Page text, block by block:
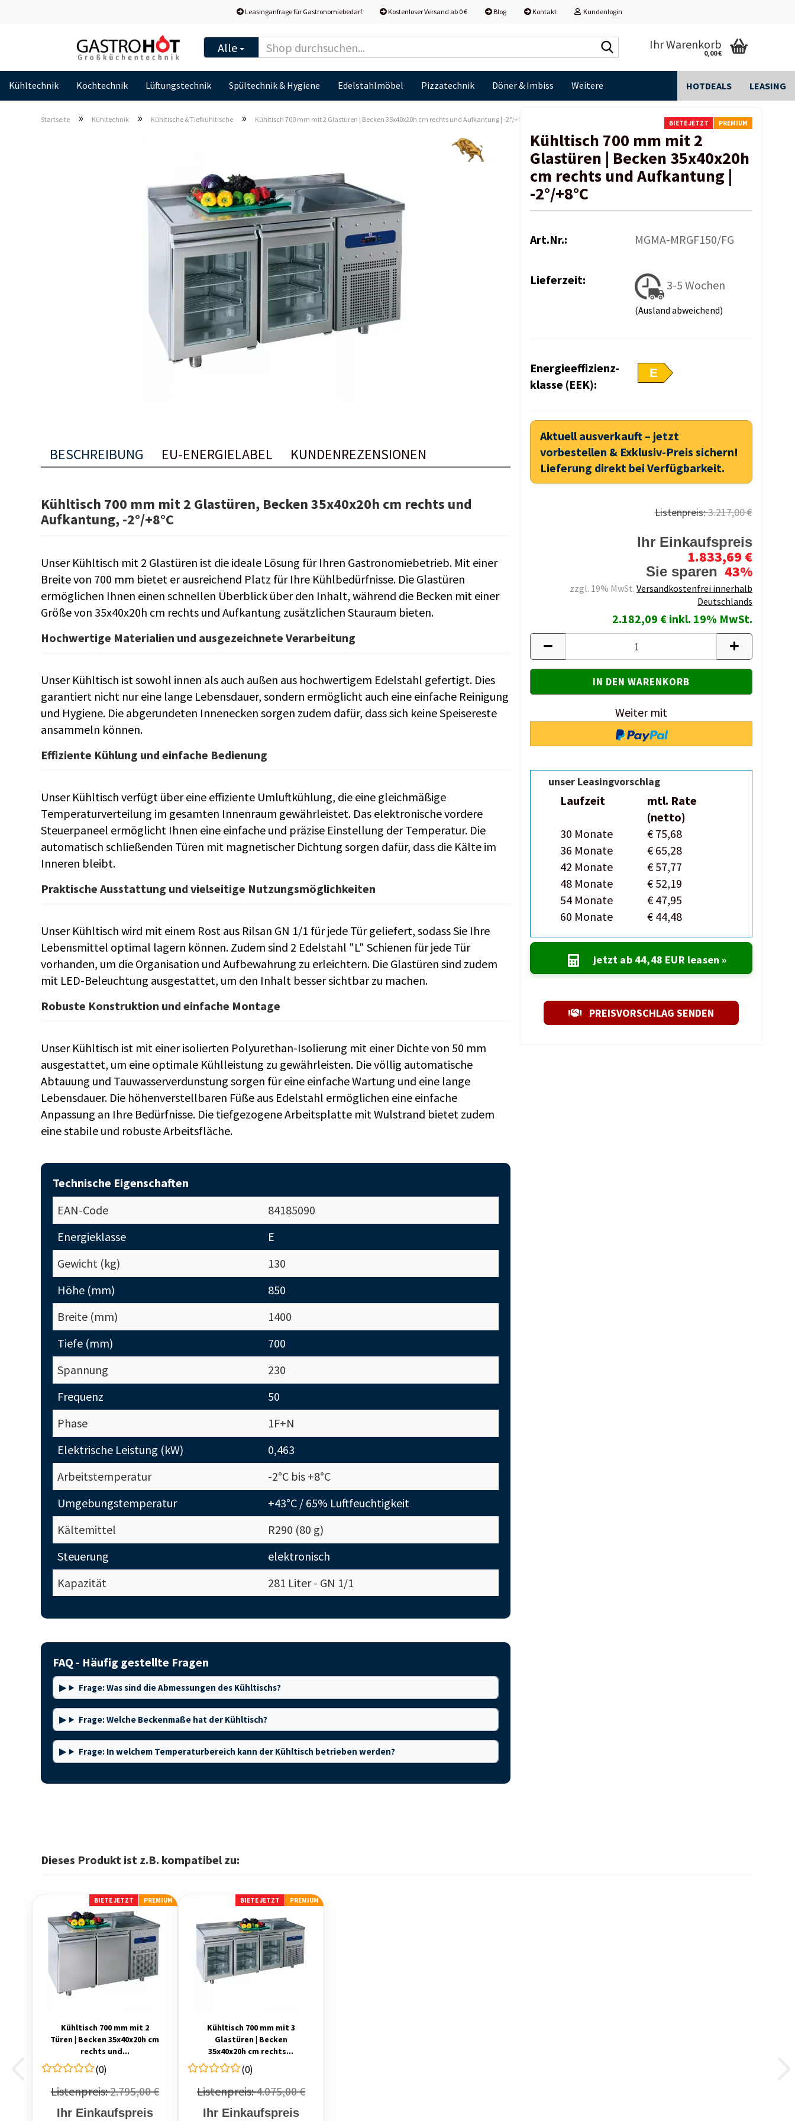
Leasinganfrage für Gastronomiebedarf Kostenloser Versand ab 0 € Blog Kontakt Kundenlogin
Alle
durchsuchen...
Ihr Warenkorb
0,00 €
Kühltechnik Kochtechnik Lüftungstechnik Spültechnik & Hygiene Edelstahlmöbel Pizzatechnik Döner & Imbiss HOTDEALS LEASING
Weitere
Startseite » Kühltechnik » Kühltische & Tiefkühltische » Kühltisch 700 mm mit 2 Glastüren | Becken 35x40x20h cm rechts und Aufkantung | -2°/+8°C BIETE JETZT PREMIUM
Kühltisch 700 mm mit 2
Glastüren | Becken 35x40x20h
cm rechts und Aufkantung |
-2°/+8°C
Art.Nr.: MGMA-MRGF150/FG
Lieferzeit: 3-5 Wochen
(Ausland abweichend)
Energieeffizienz-
klasse (EEK):
E
Aktuell ausverkauft – jetzt
vorbestellen & Exklusiv-Preis sichern!
Lieferung direkt bei Verfügbarkeit.
Listenpreis:3.217,00 €
Ihr Einkaufspreis
1.833,69 €
Sie sparen 43%
zzgl. 19% MwSt.Versandkostenfrei innerhalb
Deutschlands
2.182,09 € inkl. 19% MwSt.
Weiter mit
unser Leasingvorschlag
Laufzeit
mtl. Rate
(netto)
30 Monate
€ 75,68
36 Monate
€ 65,28
42 Monate
€ 57,77
48 Monate
€ 52,19
54 Monate
€ 47,95
60 Monate
€ 44,48
jetzt ab 44,48 EUR leasen »
PREISVORSCHLAG SENDEN
BESCHREIBUNG EU-ENERGIELABEL KUNDENREZENSIONEN
Kühltisch 700 mm mit 2 Glastüren, Becken 35x40x20h cm rechts und
Aufkantung, -2°/+8°C
Unser Kühltisch mit 2 Glastüren ist die ideale Lösung für Ihren Gastronomiebetrieb. Mit einer
Breite von 700 mm bietet er ausreichend Platz für Ihre Kühlbedürfnisse. Die Glastüren
ermöglichen Ihnen einen schnellen Überblick über den Inhalt, während die Becken mit einer
Größe von 35x40x20h cm rechts und Aufkantung zusätzlichen Stauraum bieten.
Hochwertige Materialien und ausgezeichnete Verarbeitung
Unser Kühltisch ist sowohl innen als auch außen aus hochwertigem Edelstahl gefertigt. Dies
garantiert nicht nur eine lange Lebensdauer, sondern ermöglicht auch eine einfache Reinigung
und Hygiene. Die abgerundeten Innenecken sorgen zudem dafür, dass sich keine Speisereste
ansammeln können.
Effiziente Kühlung und einfache Bedienung
Unser Kühltisch verfügt über eine effiziente Umluftkühlung, die eine gleichmäßige
Temperaturverteilung im gesamten Innenraum gewährleistet. Das elektronische vordere
Steuerpaneel ermöglicht Ihnen eine einfache und präzise Einstellung der Temperatur. Die
automatisch schließenden Türen mit magnetischer Dichtung sorgen dafür, dass die Kälte im
Inneren bleibt.
Praktische Ausstattung und vielseitige Nutzungsmöglichkeiten
Unser Kühltisch wird mit einem Rost aus Rilsan GN 1/1 für jede Tür geliefert, sodass Sie Ihre
Lebensmittel optimal lagern können. Zudem sind 2 Edelstahl "L" Schienen für jede Tür
vorhanden, um die Organisation und Aufbewahrung zu erleichtern. Die Glastüren sind zudem
mit LED-Beleuchtung ausgestattet, um den Inhalt besser sichtbar zu machen.
Robuste Konstruktion und einfache Montage
Unser Kühltisch ist mit einer isolierten Polyurethan-Isolierung mit einer Dichte von 50 mm
ausgestattet, um eine optimale Kühlleistung zu gewährleisten. Die völlig automatische
Abtauung und Tauwasserverdunstung sorgen für eine einfache Wartung und eine lange
Lebensdauer. Die höhenverstellbaren Füße aus Edelstahl ermöglichen eine einfache
Anpassung an Ihre Bedürfnisse. Die tiefgezogene Arbeitsplatte mit Wulstrand bietet zudem
eine stabile und robuste Arbeitsfläche.
Technische Eigenschaften
EAN-Code
84185090
Energieklasse
E
Gewicht (kg)
130
Höhe (mm)
850
Breite (mm)
1400
Tiefe (mm)
700
Spannung
230
Frequenz
50
Phase
1F+N
Elektrische Leistung (kW)
0,463
Arbeitstemperatur
-2°C bis +8°C
Umgebungstemperatur
+43°C / 65% Luftfeuchtigkeit
Kältemittel
R290 (80 g)
Steuerung
elektronisch
Kapazität
281 Liter - GN 1/1
FAQ - Häufig gestellte Fragen
Frage: Was sind die Abmessungen des Kühltischs?
Frage: Welche Beckenmaße hat der Kühltisch?
Frage: In welchem Temperaturbereich kann der Kühltisch betrieben werden?
Dieses Produkt ist z.B. kompatibel zu:
BIETE JETZT PREMIUM
Kühltisch 700 mm mit 2
Türen | Becken 35x40x20h cm
rechts und...
(0)
Listenpreis:2.795,00 €
Ihr Einkaufspreis
BIETE JETZT PREMIUM
Kühltisch 700 mm mit 3
Glastüren | Becken
35x40x20h cm rechts...
(0)
Listenpreis:4.075,00 €
Ihr Einkaufspreis